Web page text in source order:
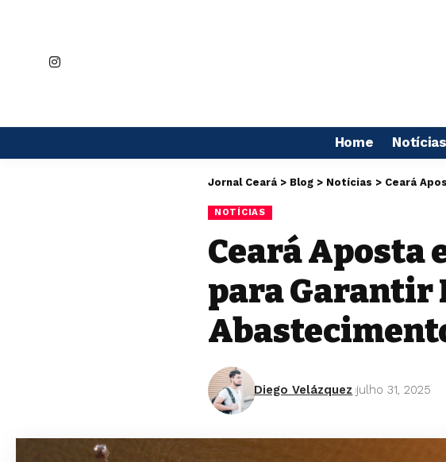
Home Notícias
Jornal Ceará > Blog > Notícias > Ceará
NOTÍCIAS
Ceará Aposta
para Garantir
Diego Velázquez julho 31, 2025